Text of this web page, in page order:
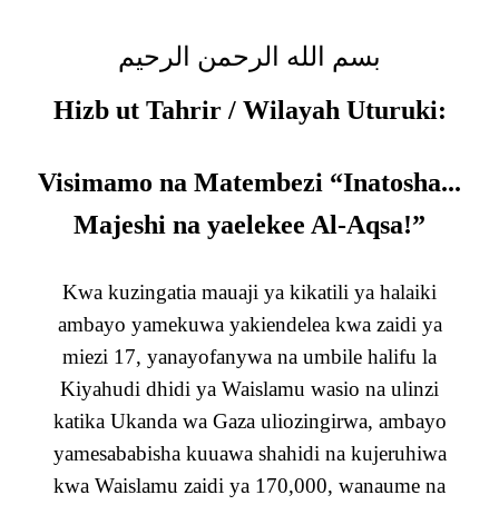
بسم الله الرحمن الرحيم
Hizb ut Tahrir / Wilayah Uturuki:
Visimamo na Matembezi “Inatosha...
Majeshi na yaelekee Al-Aqsa!”
Kwa kuzingatia mauaji ya kikatili ya halaiki
ambayo yamekuwa yakiendelea kwa zaidi ya
miezi 17, yanayofanywa na umbile halifu la
Kiyahudi dhidi ya Waislamu wasio na ulinzi
katika Ukanda wa Gaza uliozingirwa, ambayo
yamesababisha kuuawa shahidi na kujeruhiwa
kwa Waislamu zaidi ya 170,000, wanaume na